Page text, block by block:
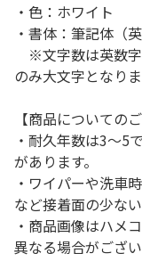
・色：ホワイト
・書体：筆記体（
※文字数は英数字
のみ大文字となりま
【商品についてのご
・耐久年数は3～5
があります。
・ワイパーや洗車
など接着面の少な
・商品画像はハメ
異なる場合がござい